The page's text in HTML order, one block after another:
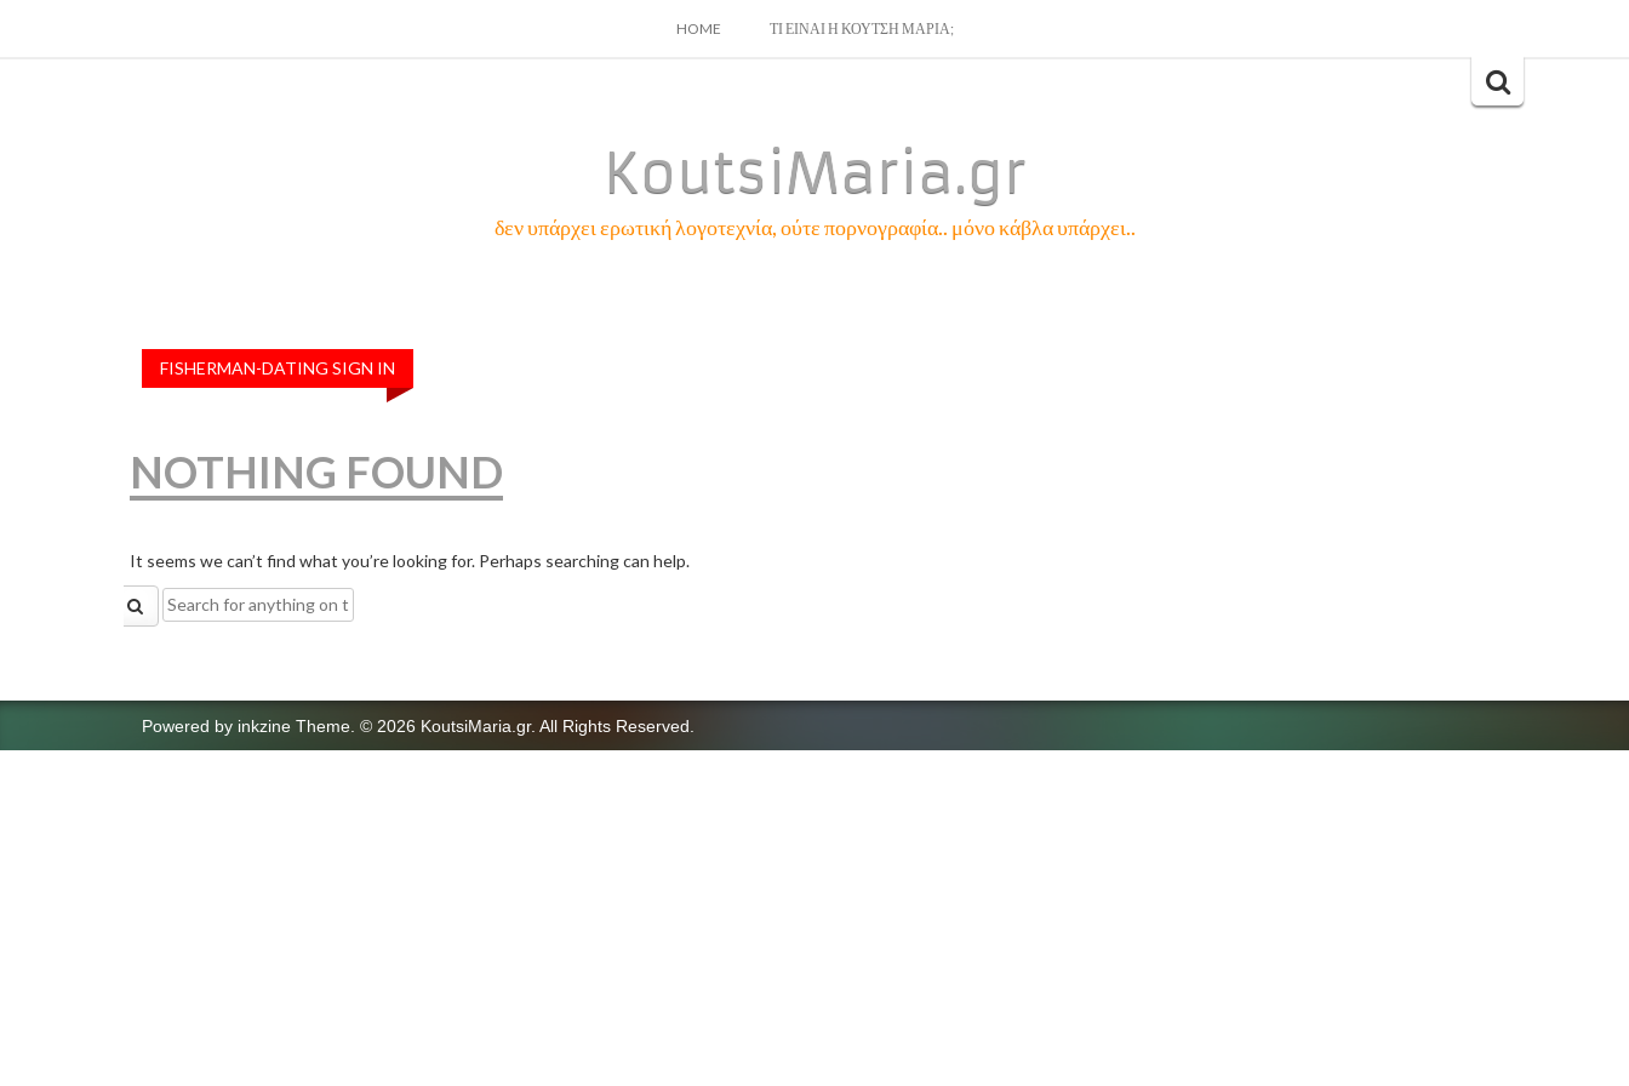
SKIP
HOME ΤΙ ΕΙΝΑΙ Η ΚΟΥΤΣΗ ΜΑΡΙΑ;
Search
KoutsiMaria.gr
δεν υπάρχει ερωτική λογοτεχνία, ούτε πορνογραφία.. μόνο κάβλα υπάρχει..
FISHERMAN-DATING SIGN IN
NOTHING FOUND
It seems we can’t find what you’re looking for. Perhaps searching can help.
Search
for:
Powered by inkzine Theme © 2026 KoutsiMaria.gr. All Rights Reserved.